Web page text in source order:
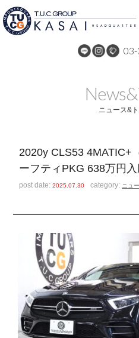
全国納車
注文販売
スタッフ紹介
お問い合わせ
スタッフblog
ホーム
ニュース&
2020y CLS53 4MATIC+
ーフティPKG 638万円
post date:2025.07.30 category: ニュ